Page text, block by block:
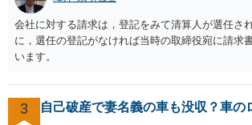
会社に対する請求は，登記をみて清算人が選任さ
に，選任の登記がなければ当時の取締役宛に請求
います。
3 自己破産で妻名義の車も没収？車の